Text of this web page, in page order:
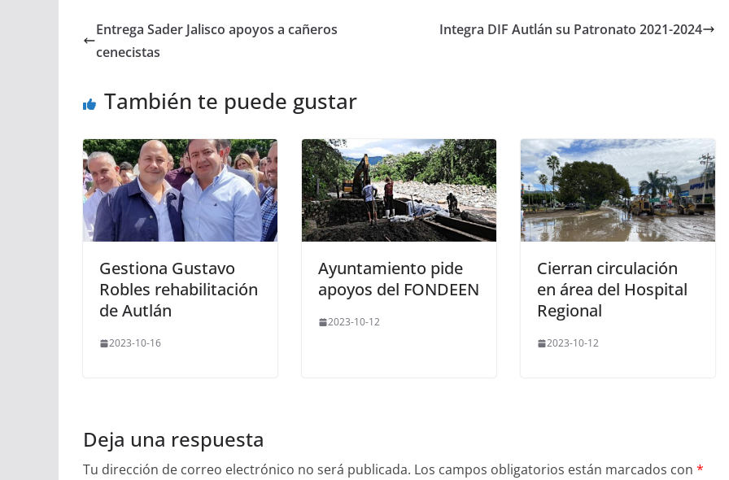
Entrega Sader Jalisco apoyos a cañeros
cenecistas
Integra DIF Autlán su Patronato 2021-2024
También te puede gustar
Gestiona Gustavo
Robles rehabilitación
de Autlán
2023-10-16
Ayuntamiento pide
apoyos del FONDEEN
2023-10-12
Cierran circulación
en área del Hospital
Regional
2023-10-12
Deja una respuesta
Tu dirección de correo electrónico no será publicada. Los campos obligatorios están marcados con *